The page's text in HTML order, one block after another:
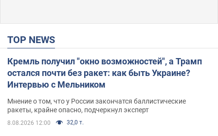
TOP NEWS
Кремль получил "окно возможностей", а Трамп
остался почти без ракет: как быть Украине?
Интервью с Мельником
Мнение о том, что у России закончатся баллистические
ракеты, крайне опасно, подчеркнул эксперт
8.08.2026 12:00 32,0 т.